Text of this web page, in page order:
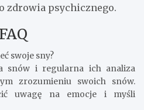
zdrowia psychicznego.
swoje sny?
snów i regularna ich analiza
zrozumieniu swoich snów.
uwagę na emocje i myśli